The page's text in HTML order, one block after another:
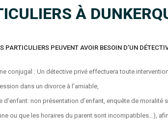
À
PARTICULIERS PEUVENT AVOIR BESOIN D’UN
conjugal : Un détective privé effectuera toute
dans un divorce à l’amiable,
d’enfant: non présentation d’enfant, enquête de
ou que les horaires du parent sont incompatibles…),